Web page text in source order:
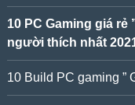
10 PC Gaming giá
người thích nhất
10 Build PC gaming ”